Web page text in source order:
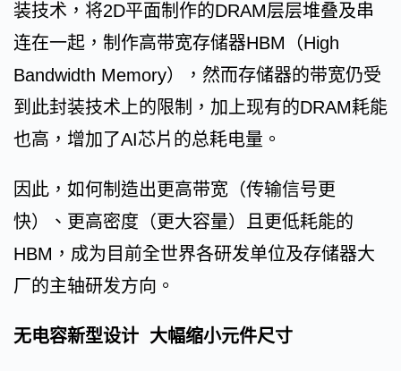
装技术，将2D平面制作的DRAM层层堆叠及串
连在一起，制作高带宽存储器HBM（High
Bandwidth Memory），然而存储器的带宽仍受
到此封装技术上的限制，加上现有的DRAM耗能
也高，增加了AI芯片的总耗电量。
因此，如何制造出更高带宽（传输信号更
快）、更高密度（更大容量）且更低耗能的
HBM，成为目前全世界各研发单位及存储器大
厂的主轴研发方向。
无电容新型设计 大幅缩小元件尺寸